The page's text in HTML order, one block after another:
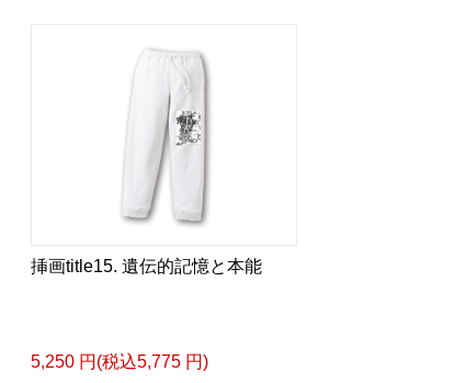
画集:BEST版>
猛 -リリカゼタケル
詞20曲も掲載.
タログ
リカゼタケル
ログ-
挿画title15. 遺伝的記憶と本能
5,250 円(税込5,775 円)